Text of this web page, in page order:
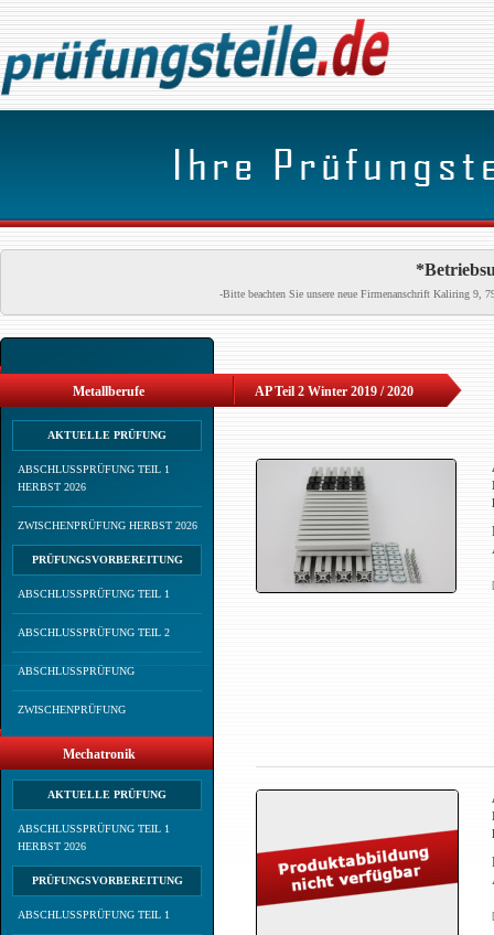
-Bitte beachten Sie unsere neue Firmenanschrift Kaliring 9,
Metallberufe
AKTUELLE PRÜFUNG
ABSCHLUSSPRÜFUNG TEIL 1
HERBST 2026
ZWISCHENPRÜFUNG HERBST 2026
PRÜFUNGSVORBEREITUNG
ABSCHLUSSPRÜFUNG TEIL 1
ABSCHLUSSPRÜFUNG TEIL 2
ABSCHLUSSPRÜFUNG
ZWISCHENPRÜFUNG
Mechatronik
AKTUELLE PRÜFUNG
ABSCHLUSSPRÜFUNG TEIL 1
HERBST 2026
PRÜFUNGSVORBEREITUNG
ABSCHLUSSPRÜFUNG TEIL 1
AP Teil 2 Winter 2019 / 2020